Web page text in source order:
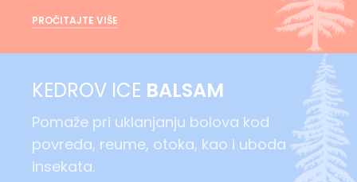
PROČITAJTE VIŠE
KEDROV ICE BALSAM
Pomaže pri uklanjanju bolova kod
povreda, reume, otoka, kao i uboda
insekata.